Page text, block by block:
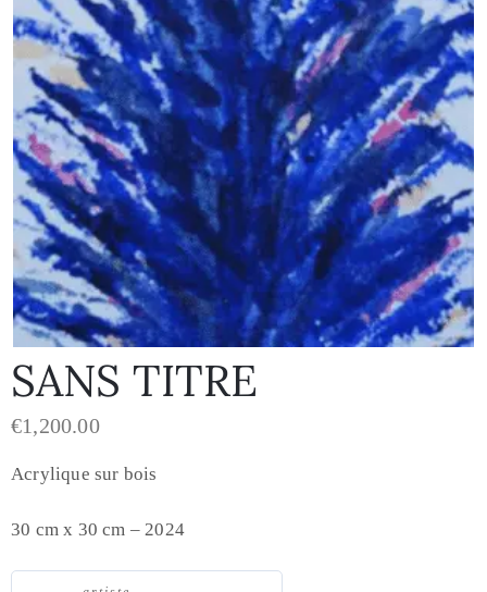
SANS TITRE
€1,200.00
Acrylique sur bois
30 cm x 30 cm – 2024